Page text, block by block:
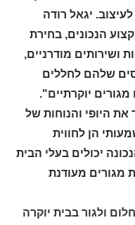
יגאל רודה
הנכונים, בחירת
ושירותים מודרניים,
שלהם לחללים
מגורים יוקרתיים".
היופי והנוחות של
הן לחווית
יכולים בעלי הבית
מגורים מעודנת
ולגור בבית יוקרה